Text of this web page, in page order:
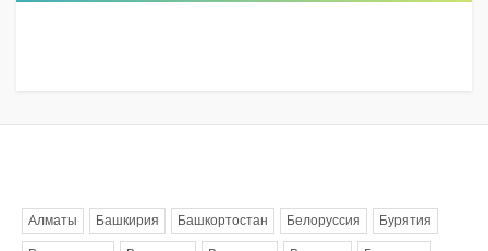
Алматы Башкирия Башкортостан Белоруссия Бурятия